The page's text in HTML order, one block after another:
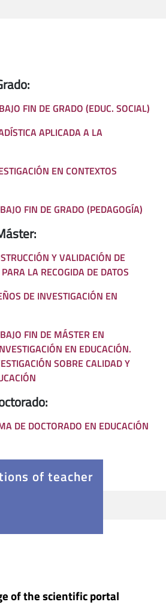
FIN DE GRADO (EDUC. SOCIAL)
APLICADA A LA
EN CONTEXTOS
FIN DE GRADO (PEDAGOGÍA)
Y VALIDACIÓN DE
LA RECOGIDA DE DATOS
DE INVESTIGACIÓN EN
FIN DE MÁSTER EN
EN EDUCACIÓN.
SOBRE CALIDAD Y
DE DOCTORADO EN EDUCACIÓN
of teacher
of the scientific portal